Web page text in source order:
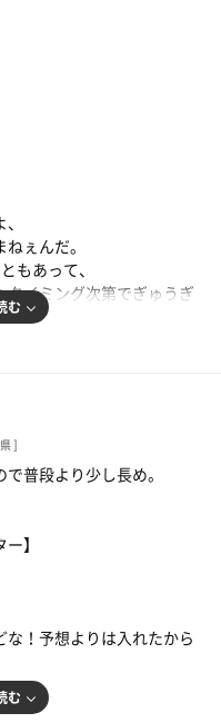
。
もあって助かるぞ。
。
「ほむら」だけで十分楽
風で、めちゃ熱くてワク
チリ！
交代浴楽しめっぞ。
ぇんだ。
もあって、
イミング次第でぎゅうぎ
。
ーもらえたんだ！
アウフグース）：
と期待でムンムン。
む
]
普段より少し長め。
】
！予想よりは入れたから
む